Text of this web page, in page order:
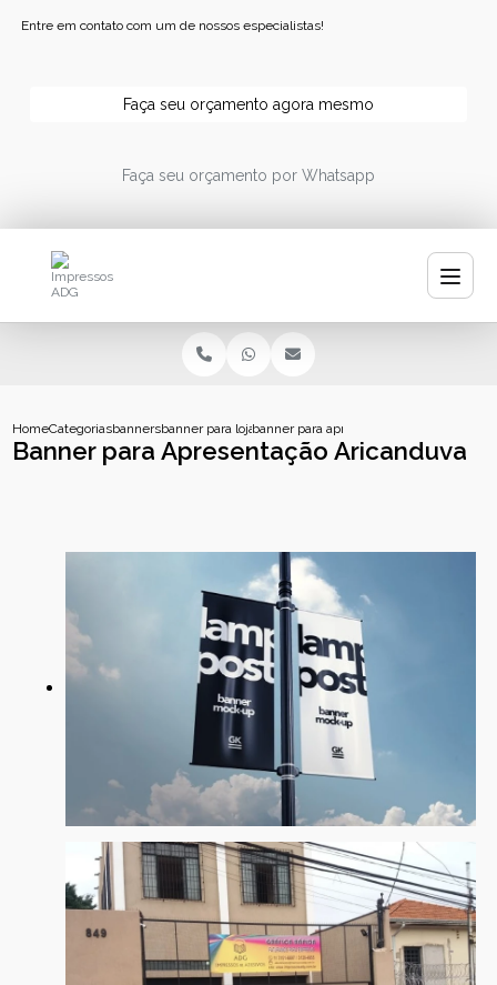
Entre em contato com um de nossos especialistas!
Faça seu orçamento agora mesmo
Faça seu orçamento por Whatsapp
HomeCategoriasbannersbanner para lojabanner para apresentacao aricanduva
Banner para Apresentação Aricanduva